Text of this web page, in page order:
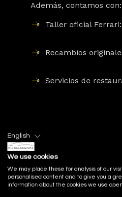
Además, contamos con:
Taller oficial Ferrari
Recambios
Servicios de
Preguntas frecuentes
¿Cuál es la autonomía
Hasta 25 km, ideal
English
We use cookies
We may place these for analysis of our
personalised content and to give you a
information about the cookies we use